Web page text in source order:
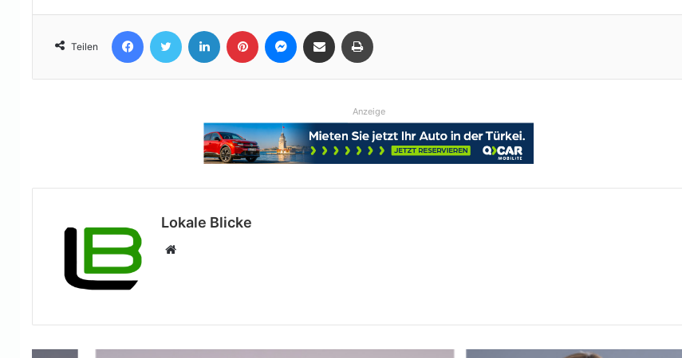
Teilen
FacebookTwitter LinkedIn Pinterest Messenger
Teile per E-Mail
Anzeige
Lokale Blicke
Webseite